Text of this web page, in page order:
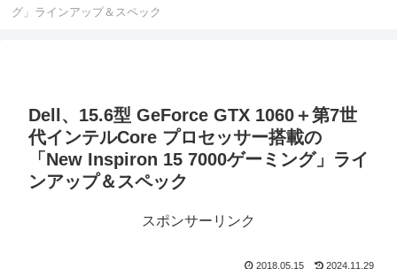
グ」ラインアップ＆スペック
Dell、15.6型 GeForce GTX 1060＋第7世
代インテルCore プロセッサー搭載の
「New Inspiron 15 7000ゲーミング」ライ
ンアップ＆スペック
スポンサーリンク
2018.05.15 2024.11.29